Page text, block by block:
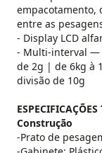
empacotamento,
entre as
- Display LCD
- Multi-interval —
de 2g | de 6kg à
divisão de 10g
ESPECIFICAÇÕES
Construção
-Prato de